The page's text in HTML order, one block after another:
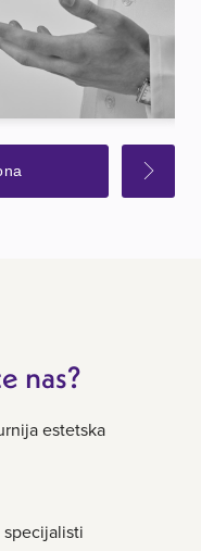
nas?
estetska